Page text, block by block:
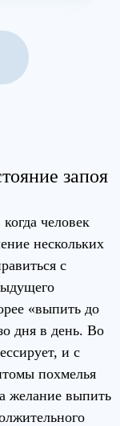
запоя
человек
нескольких
с
«выпить до
дня в день. Во
и с
похмелья
желание выпить